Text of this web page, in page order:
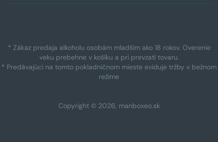
* Zákaz predaja alkoholu osobám mladším ako 18 rokov. Overenie
veku prebehne v košíku a pri prevzatí tovaru.
* Predávajúci na tomto pokladničnom mieste eviduje tržby v bežnom
režime
Copyright © 2026, manboxeo.sk